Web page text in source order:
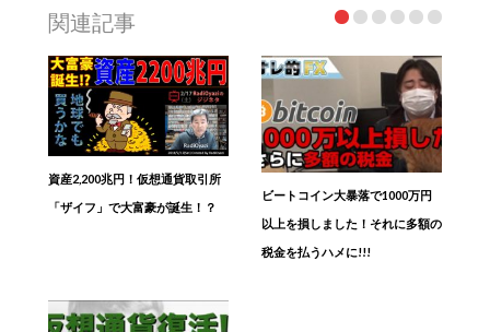
関連記事
資産2,200兆円！仮想通貨取引所
「ザイフ」で大富豪が誕生！？
ビートコイン大暴落で1000万円
以上を損しました！それに多額の
税金を払うハメに!!!